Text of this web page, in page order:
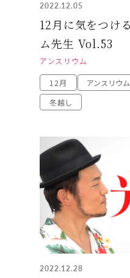
2022.12.05
12月に気をつけ
ム先生 Vol.53
アンスリウム
12月 アンスリウ
冬越し
2022.12.28